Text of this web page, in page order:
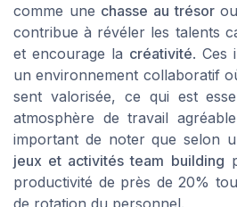
comme une chasse au trésor
contribue à révéler les talents
et encourage la créativité. Ces
un environnement collaboratif
sent valorisée, ce qui est
atmosphère de travail
important de noter que selon
jeux et activités team building
productivité de près de 20%